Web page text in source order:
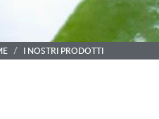
I NOSTRI PRODOTTI